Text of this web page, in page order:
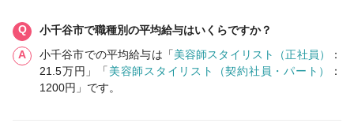
小千谷市で職種別の平均給与はいくらですか？
小千谷市での平均給与は「美容師スタイリスト（正社員）
：
21.5万円」「 美容師スタイリスト（契約社員・パート）
：
1200円」です。